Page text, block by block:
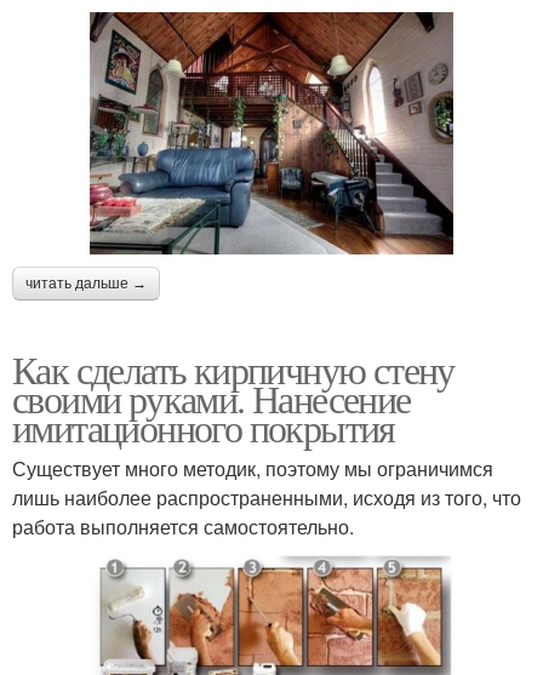
читать дальше →
Как сделать кирпичную стену
своими руками. Нанесение
имитационного покрытия
Существует много методик, поэтому мы ограничимся
лишь наиболее распространенными, исходя из того, что
работа выполняется самостоятельно.